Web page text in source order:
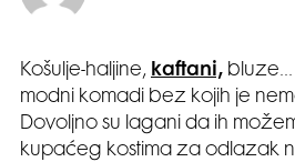
Košulje-haljine, kaftani, bluze…
modni komadi bez kojih je
Dovoljno su lagani da ih
kupaćeg kostima za odlazak